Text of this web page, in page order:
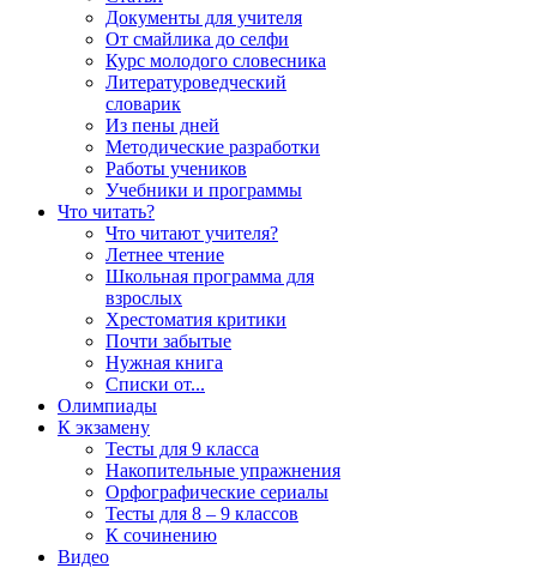
Документы для учителя
От смайлика до селфи
Курс молодого словесника
Литературоведческий
словарик
Из пены дней
Методические разработки
Работы учеников
Учебники и программы
Что читать?
Что читают учителя?
Летнее чтение
Школьная программа для
взрослых
Хрестоматия критики
Почти забытые
Нужная книга
Списки от...
Олимпиады
К экзамену
Тесты для 9 класса
Накопительные упражнения
Орфографические сериалы
Тесты для 8 – 9 классов
К сочинению
Видео